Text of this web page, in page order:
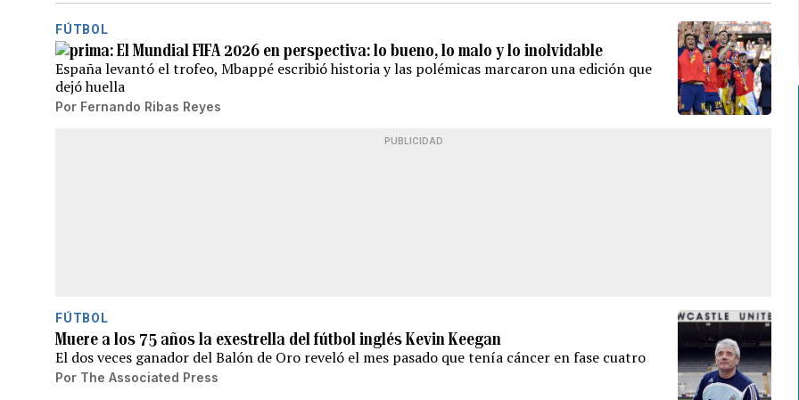
FÚTBOL
El Mundial FIFA 2026 en perspectiva: lo bueno, lo malo y lo inolvidable
España levantó el trofeo, Mbappé escribió historia y las polémicas marcaron una edición que
dejó huella
Por Fernando Ribas Reyes
PUBLICIDAD
FÚTBOL
Muere a los 75 años la exestrella del fútbol inglés Kevin Keegan
El dos veces ganador del Balón de Oro reveló el mes pasado que tenía cáncer en fase cuatro
Por The Associated Press